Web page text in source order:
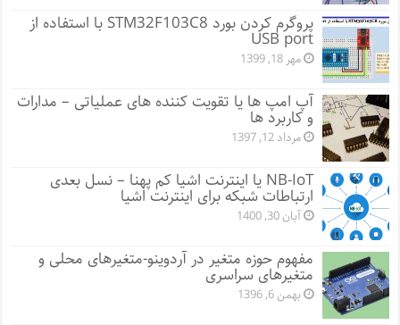
پروگرم کردن بورد STM32F103C8 با استفاده از
USB port
مهر 18, 1399
آپ امپ ها یا تقویت کننده های عملیاتی – مدارات
و کاربرد ها
مرداد 12, 1397
NB-IoT یا اینترنت اشیا کم پهنا – نسل بعدی
ارتباطات شبکه برای اینترنت اشیا
آبان 30, 1400
مفهوم حوزه متغیر در آردوینو-متغیرهای محلی و
متغیرهای سراسری
بهمن 6, 1396